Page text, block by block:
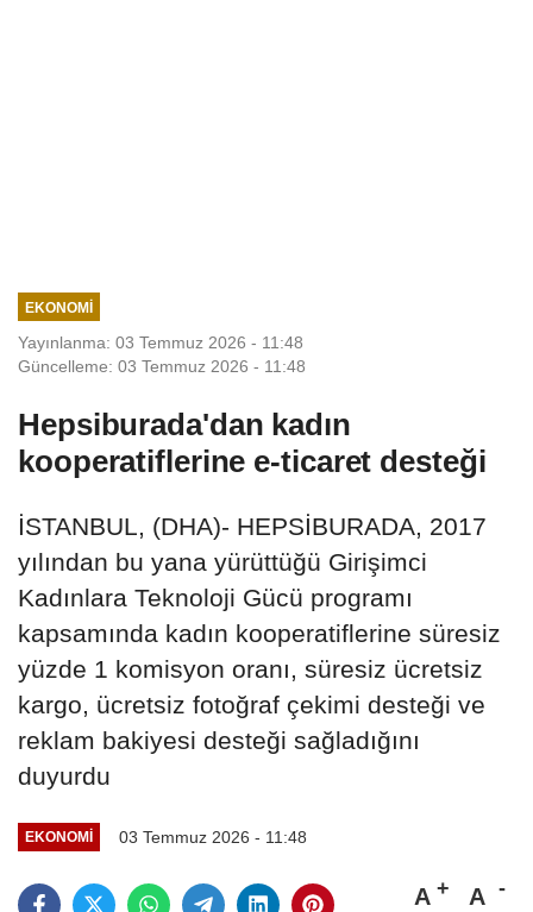
EKONOMI
Yayınlanma: 03 Temmuz 2026 - 11:48
Güncelleme: 03 Temmuz 2026 - 11:48
Hepsiburada'dan kadın
kooperatiflerine e-ticaret desteği
İSTANBUL, (DHA)- HEPSİBURADA, 2017
yılından bu yana yürüttüğü Girişimci
Kadınlara Teknoloji Gücü programı
kapsamında kadın kooperatiflerine süresiz
yüzde 1 komisyon oranı, süresiz ücretsiz
kargo, ücretsiz fotoğraf çekimi desteği ve
reklam bakiyesi desteği sağladığını
duyurdu
EKONOMI 03 Temmuz 2026 - 11:48
A A